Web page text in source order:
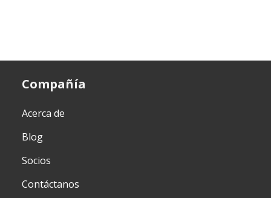
Compañía
Acerca de
Blog
Socios
Contáctanos